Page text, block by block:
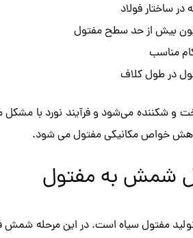
ساختار فولاد
بیش از حد سطح مفتول
مناسب
در طول کلاف
و شکننده می‌شود و فرآیند نورد با
خواص مکانیکی مفتول می شود.
شمش به مفتول
مفتول سیاه است. در این مرحله شمش